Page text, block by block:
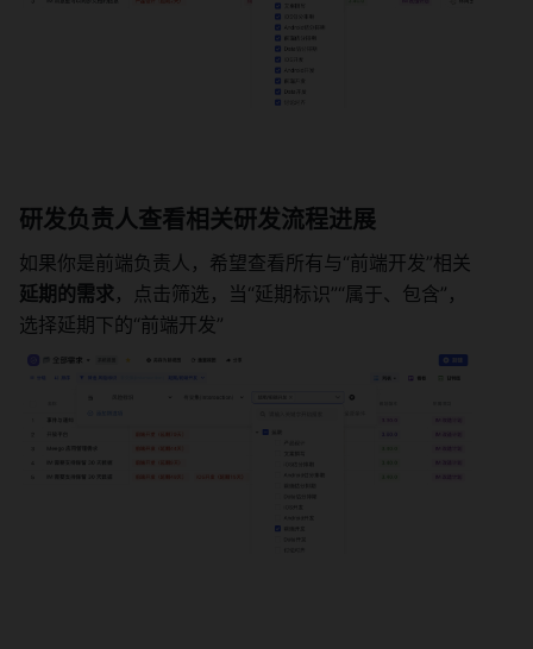
研发负责人查看相关研发流程进展
如果你是前端负责人，希望查看所有与“前端开发”相关
延期的需求，点击筛选，当“延期标识”“属于、包含”，
选择延期下的“前端开发”